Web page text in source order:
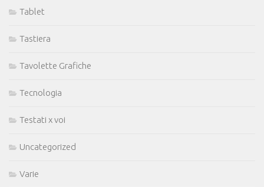
Tablet
Tastiera
Tavolette Grafiche
Tecnologia
Testati x voi
Uncategorized
Varie